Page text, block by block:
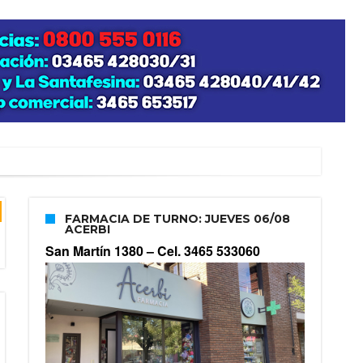
FARMACIA DE TURNO: JUEVES 06/08
ACERBI
San Martín 1380 –Cel. 3465 533060